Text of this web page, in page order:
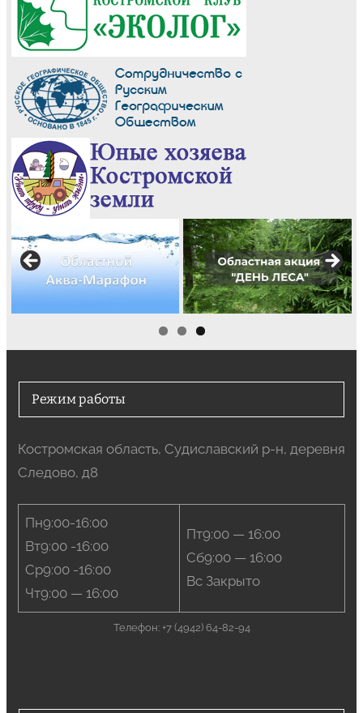
Режим работы
Костромская область, Судиславский р-н, деревня
Следово, д8
Пн9:00-16:00
Вт9:00 -16:00
Ср9:00 -16:00
Чт9:00 — 16:00
Пт9:00 — 16:00
Сб9:00 — 16:00
Вс Закрыто
Телефон: +7 (4942) 64-82-94